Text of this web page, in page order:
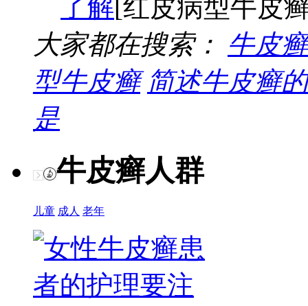
了解[红皮病型牛皮
大家都在搜索： 牛皮
型牛皮癣 简述牛皮癣
是
牛皮癣人群
儿童 成人 老年